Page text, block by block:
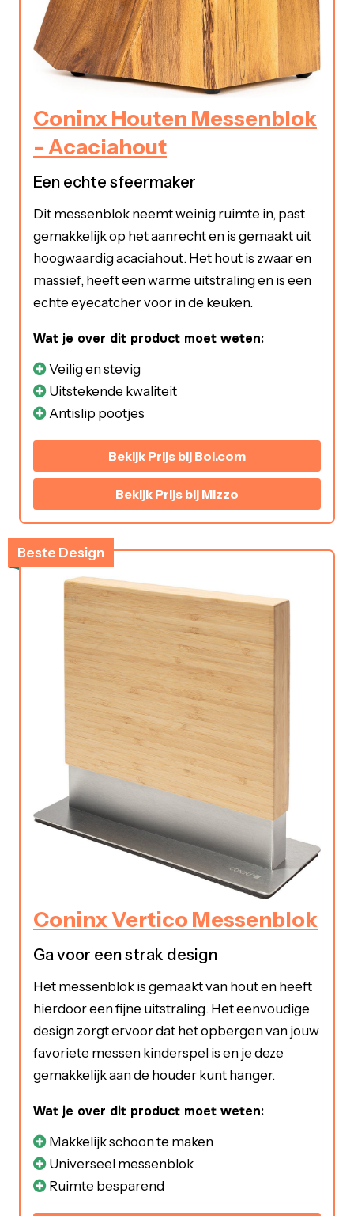
Coninx Houten Messenblok
- Acaciahout
Een echte sfeermaker
Dit messenblok neemt weinig ruimte in, past
gemakkelijk op het aanrecht en is gemaakt uit
hoogwaardig acaciahout. Het hout is zwaar en
massief, heeft een warme uitstraling en is een
echte eyecatcher voor in de keuken.
Wat je over dit product moet weten:
Veilig en stevig
Uitstekende kwaliteit
Antislip pootjes
Bekijk Prijs bij Bol.com
Bekijk Prijs bij Mizzo
Beste Design
Coninx Vertico Messenblok
Ga voor een strak design
Het messenblok is gemaakt van hout en heeft
hierdoor een fijne uitstraling. Het eenvoudige
design zorgt ervoor dat het opbergen van jouw
favoriete messen kinderspel is en je deze
gemakkelijk aan de houder kunt hanger.
Wat je over dit product moet weten:
Makkelijk schoon te maken
Universeel messenblok
Ruimte besparend